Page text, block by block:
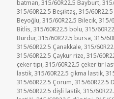
batman ,315/60R22.5 Bayburt ,
315/60R22.5 Beşiktaş ,315/
Beyoğlu ,315/60R22.5 Bilecik ,315/
Bitlis ,315/60R22.5 bolu ,315/
Burdur,315/60R22.5 bursa ,315/
315/60R22.5 Çanakkale ,315/
315/60R22.5 Çaykur rize ,315/
çeker tipi ,315/60R22.5 çeker tır
lastik ,315/60R22.5 çıkma lastik ,
315/60R22.5 Çorum ,315/60R22.5
315/60R22.5 dişli lastik ,315/